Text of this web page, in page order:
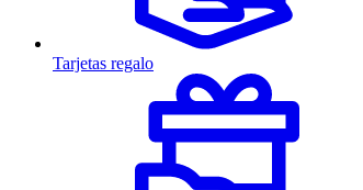
Tarjetas regalo